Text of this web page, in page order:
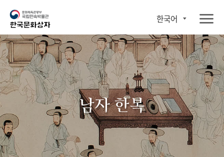
한국어
남자 한복